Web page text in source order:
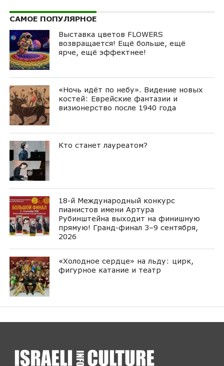
САМОЕ ПОПУЛЯРНОЕ
Выставка цветов FLOWERS
возвращается! Ещё больше, ещё
ярче, ещё эффектнее!
«Ночь идёт по небу». Видение новых
костей: Еврейские фантазии и
визионерство после 1940 года
Кто станет лауреатом?
18-й Международный конкурс
пианистов имени Артура
Рубинштейна выходит на финишную
прямую! Гранд-финал 3–9 сентября,
2026
«Холодное сердце» на льду: цирк,
фигурное катание и театр